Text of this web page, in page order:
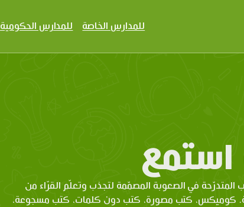
للمدارس الخاصة للمدارس الحكومية
استمع
المتدرّحة في الصعوبة المصمّمة لتجذب وتعلّم القرّاء من
كوميكس، كتب مصورة، كتب دون كلمات، كتب مسجوعة،